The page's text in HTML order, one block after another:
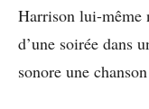
Harrison lui-même
d’une soirée dans
sonore une